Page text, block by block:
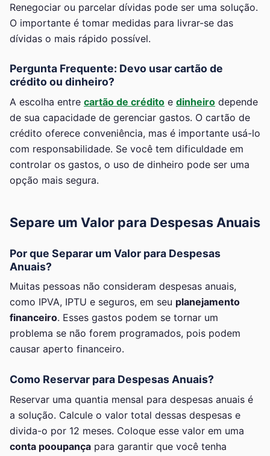
Renegociar ou parcelar dívidas pode ser uma solução.
O importante é tomar medidas para livrar-se das
dívidas o mais rápido possível.
Pergunta Frequente: Devo usar cartão de
crédito ou dinheiro?
A escolha entre cartão de crédito e dinheiro depende
de sua capacidade de gerenciar gastos. O cartão de
crédito oferece conveniência, mas é importante usá-lo
com responsabilidade. Se você tem dificuldade em
controlar os gastos, o uso de dinheiro pode ser uma
opção mais segura.
Separe um Valor para Despesas Anuais
Por que Separar um Valor para Despesas
Anuais?
Muitas pessoas não consideram despesas anuais,
como IPVA, IPTU e seguros, em seu planejamento
financeiro. Esses gastos podem se tornar um
problema se não forem programados, pois podem
causar aperto financeiro.
Como Reservar para Despesas Anuais?
Reservar uma quantia mensal para despesas anuais é
a solução. Calcule o valor total dessas despesas e
divida-o por 12 meses. Coloque esse valor em uma
conta pooupança para garantir que você tenha